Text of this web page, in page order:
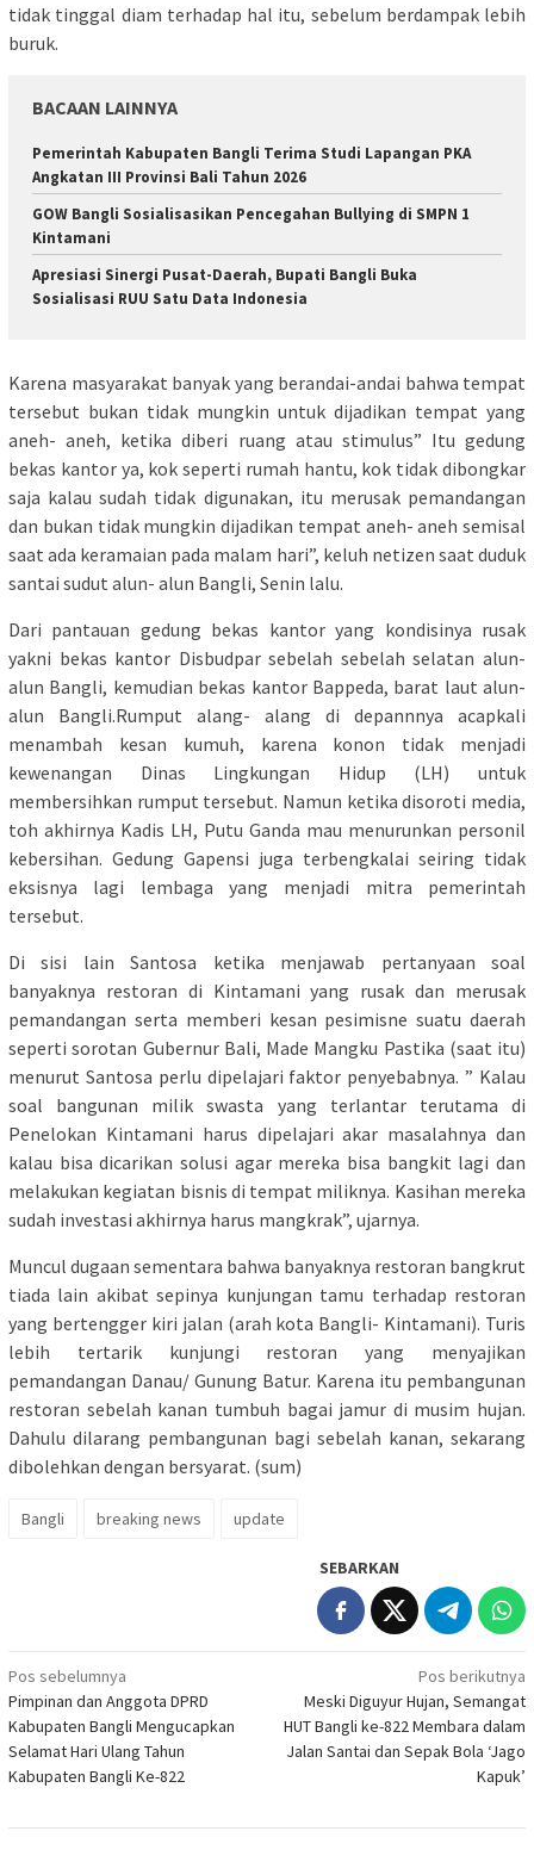
tidak tinggal diam terhadap hal itu, sebelum berdampak lebih
buruk.
BACAAN LAINNYA
Pemerintah Kabupaten Bangli Terima Studi Lapangan PKA
Angkatan III Provinsi Bali Tahun 2026
GOW Bangli Sosialisasikan Pencegahan Bullying di SMPN 1
Kintamani
Apresiasi Sinergi Pusat-Daerah, Bupati Bangli Buka
Sosialisasi RUU Satu Data Indonesia
Karena masyarakat banyak yang berandai-andai bahwa tempat
tersebut bukan tidak mungkin untuk dijadikan tempat yang
aneh- aneh, ketika diberi ruang atau stimulus” Itu gedung
bekas kantor ya, kok seperti rumah hantu, kok tidak dibongkar
saja kalau sudah tidak digunakan, itu merusak pemandangan
dan bukan tidak mungkin dijadikan tempat aneh- aneh semisal
saat ada keramaian pada malam hari”, keluh netizen saat duduk
santai sudut alun- alun Bangli, Senin lalu.
Dari pantauan gedung bekas kantor yang kondisinya rusak
yakni bekas kantor Disbudpar sebelah sebelah selatan alun-
alun Bangli, kemudian bekas kantor Bappeda, barat laut alun-
alun Bangli.Rumput alang- alang di depannnya acapkali
menambah kesan kumuh, karena konon tidak menjadi
kewenangan Dinas Lingkungan Hidup (LH) untuk
membersihkan rumput tersebut. Namun ketika disoroti media,
toh akhirnya Kadis LH, Putu Ganda mau menurunkan personil
kebersihan. Gedung Gapensi juga terbengkalai seiring tidak
eksisnya lagi lembaga yang menjadi mitra pemerintah
tersebut.
Di sisi lain Santosa ketika menjawab pertanyaan soal
banyaknya restoran di Kintamani yang rusak dan merusak
pemandangan serta memberi kesan pesimisne suatu daerah
seperti sorotan Gubernur Bali, Made Mangku Pastika (saat itu)
menurut Santosa perlu dipelajari faktor penyebabnya. ” Kalau
soal bangunan milik swasta yang terlantar terutama di
Penelokan Kintamani harus dipelajari akar masalahnya dan
kalau bisa dicarikan solusi agar mereka bisa bangkit lagi dan
melakukan kegiatan bisnis di tempat miliknya. Kasihan mereka
sudah investasi akhirnya harus mangkrak”, ujarnya.
Muncul dugaan sementara bahwa banyaknya restoran bangkrut
tiada lain akibat sepinya kunjungan tamu terhadap restoran
yang bertengger kiri jalan (arah kota Bangli- Kintamani). Turis
lebih tertarik kunjungi restoran yang menyajikan
pemandangan Danau/ Gunung Batur. Karena itu pembangunan
restoran sebelah kanan tumbuh bagai jamur di musim hujan.
Dahulu dilarang pembangunan bagi sebelah kanan, sekarang
dibolehkan dengan bersyarat. (sum)
Bangli breaking news update
SEBARKAN
Navigasi
pos
Pos sebelumnya
Pimpinan dan Anggota DPRD
Kabupaten Bangli Mengucapkan
Selamat Hari Ulang Tahun
Kabupaten Bangli Ke-822
Pos berikutnya
Meski Diguyur Hujan, Semangat
HUT Bangli ke-822 Membara dalam
Jalan Santai dan Sepak Bola ‘Jago
Kapuk’